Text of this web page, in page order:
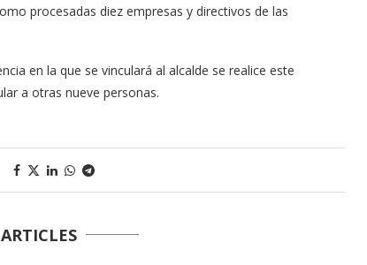
procesadas diez empresas y directivos de las
en la que se vinculará al alcalde se realice este
a otras nueve personas.